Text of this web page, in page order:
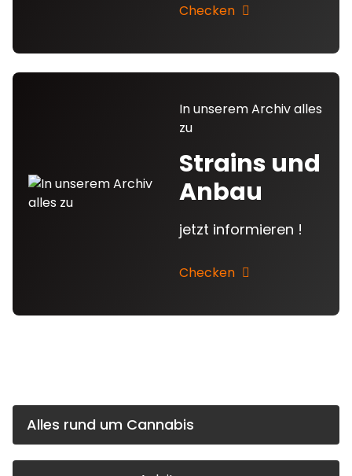
Checken
In unserem Archiv alles
zu
Strains und
Anbau
jetzt informieren !
Checken
Alles rund um Cannabis